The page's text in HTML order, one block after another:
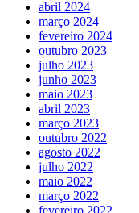
abril 2024
março 2024
fevereiro 2024
outubro 2023
julho 2023
junho 2023
maio 2023
abril 2023
março 2023
outubro 2022
agosto 2022
julho 2022
maio 2022
março 2022
fevereiro 2022